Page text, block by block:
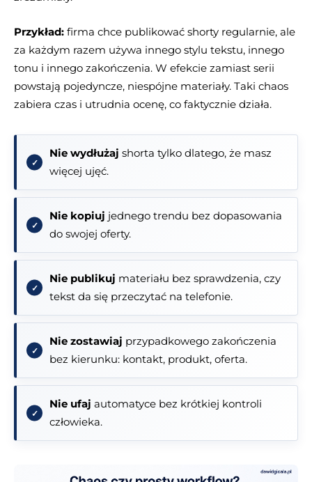
Przykład: firma chce publikować shorty regularnie, ale
za każdym razem używa innego stylu tekstu, innego
tonu i innego zakończenia. W efekcie zamiast serii
powstają pojedyncze, niespójne materiały. Taki chaos
zabiera czas i utrudnia ocenę, co faktycznie działa.
Nie wydłużaj shorta tylko dlatego, że masz
więcej ujęć.
Nie kopiuj jednego trendu bez dopasowania
do swojej oferty.
Nie publikuj materiału bez sprawdzenia, czy
tekst da się przeczytać na telefonie.
Nie zostawiaj przypadkowego zakończenia
bez kierunku: kontakt, produkt, oferta.
Nie ufaj automatyce bez krótkiej kontroli
człowieka.